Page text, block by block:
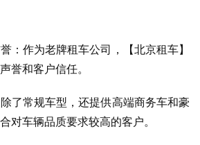
作为老牌租车公司，【北京租车】
誉和客户信任。
常规车型，还提供高端商务车和豪
对车辆品质要求较高的客户。